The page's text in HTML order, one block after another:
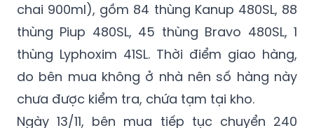
chai 900ml), gồm 84 thùng Kanup 480SL, 88
thùng Piup 480SL, 45 thùng Bravo 480SL, 1
thùng Lyphoxim 41SL. Thời điểm giao hàng,
do bên mua không ở nhà nên số hàng này
chưa được kiểm tra, chứa tạm tại kho.
Ngày 13/11, bên mua tiếp tục chuyển 240